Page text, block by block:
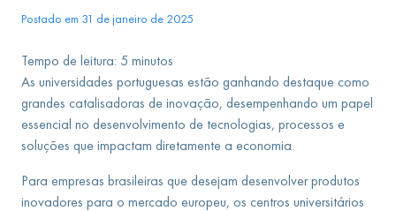
Postado em 31 de janeiro de 2025
Tempo de leitura: 5 minutos
As universidades portuguesas estão ganhando destaque como
grandes catalisadoras de inovação, desempenhando um papel
essencial no desenvolvimento de tecnologias, processos e
soluções que impactam diretamente a economia.
Para empresas brasileiras que desejam desenvolver produtos
inovadores para o mercado europeu, os centros universitários